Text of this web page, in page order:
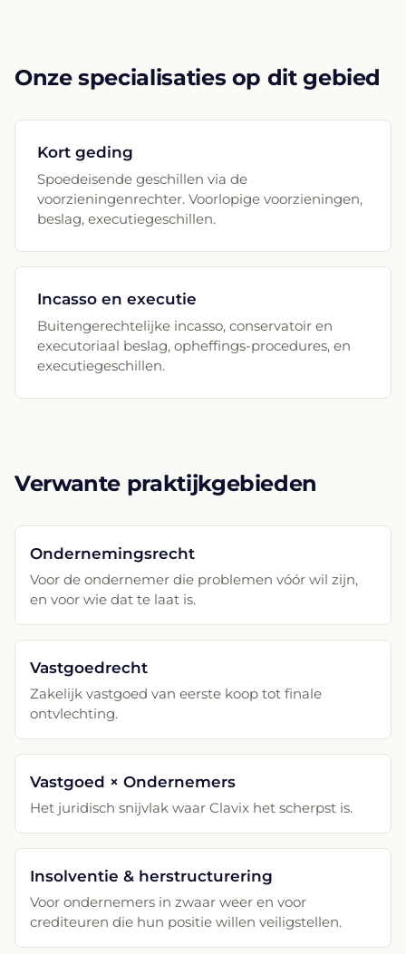
Onze specialisaties op dit gebied
Kort geding
Spoedeisende geschillen via de
voorzieningenrechter. Voorlopige voorzieningen,
beslag, executiegeschillen.
Incasso en executie
Buitengerechtelijke incasso, conservatoir en
executoriaal beslag, opheffings-procedures, en
executiegeschillen.
Verwante praktijkgebieden
Ondernemingsrecht
Voor de ondernemer die problemen vóór wil zijn,
en voor wie dat te laat is.
Vastgoedrecht
Zakelijk vastgoed van eerste koop tot finale
ontvlechting.
Vastgoed × Ondernemers
Het juridisch snijvlak waar Clavix het scherpst is.
Insolventie & herstructurering
Voor ondernemers in zwaar weer en voor
crediteuren die hun positie willen veiligstellen.